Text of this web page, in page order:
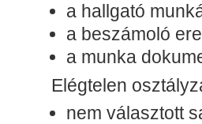
a hallgató
a beszámoló
a munka
Elégtelen
nem választott